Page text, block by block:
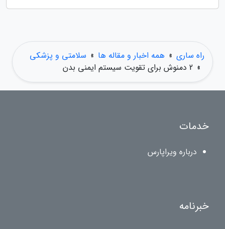
راه ساری » همه اخبار و مقاله ها » سلامتی و پزشکی
» 2 دمنوش برای تقویت سیستم ایمنی بدن
خدمات
درباره ویراپارس
خبرنامه